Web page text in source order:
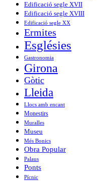
Edificació segle XVII
Edificació segle XVIII
Edificació segle XX
Ermites
Esglésies
Gastronomia
Girona
Gòtic
Lleida
Llocs amb encant
Monestirs
Muralles
Museu
Més Bonics
Obra Popular
Palaus
Ponts
Pícnic